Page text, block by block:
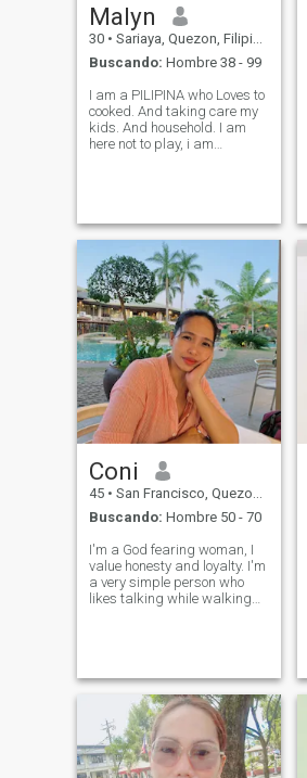
Malyn
30 • Sariaya, Quezon, Filipinas
Buscando: Hombre 38 - 99
I am a PILIPINA who Loves to
cooked. And taking care my
kids. And household. I am
here not to play, i am
simple life i do accept if you
do
Coni
45 • San Francisco, Quezon, Filipinas
Buscando: Hombre 50 - 70
I'm a God fearing woman, I
value honesty and loyalty. I'm
a very simple person who
likes talking while walking
long-term serious
relationship where